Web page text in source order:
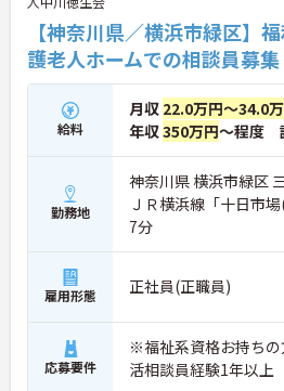
【神奈川県／横浜市緑区】
護老人ホームでの相談員募集
給料
月収 22.0万円～34.0
年収350万円～程度
勤務地
神奈川県 横浜市緑区
ＪＲ横浜線「十日市
7分
雇用形態 正社員(正職員)
応募要件
※福祉系資格お持ち
活相談員経験1年以上